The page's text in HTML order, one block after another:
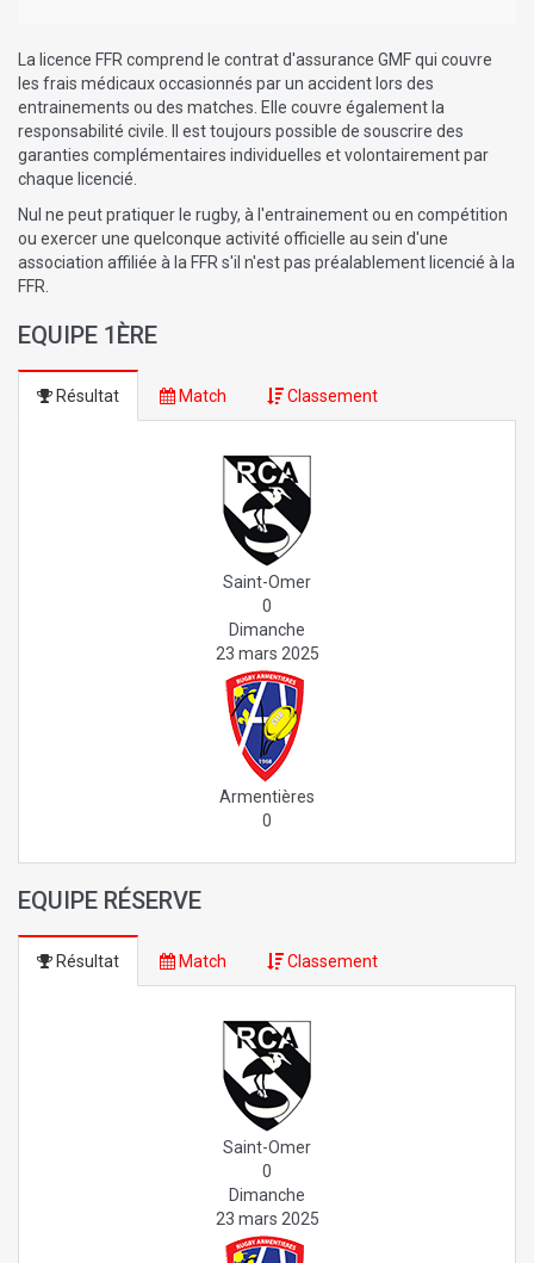
La licence FFR comprend le contrat d'assurance GMF qui couvre
les frais médicaux occasionnés par un accident lors des
entrainements ou des matches. Elle couvre également la
responsabilité civile. Il est toujours possible de souscrire des
garanties complémentaires individuelles et volontairement par
chaque licencié.
Nul ne peut pratiquer le rugby, à l'entrainement ou en compétition
ou exercer une quelconque activité officielle au sein d'une
association affiliée à la FFR s'il n'est pas préalablement licencié à la
FFR.
EQUIPE 1ÈRE
Résultat Match Classement
Saint-Omer
0
Dimanche
23 mars 2025
Armentières
0
EQUIPE RÉSERVE
Résultat Match Classement
Saint-Omer
0
Dimanche
23 mars 2025